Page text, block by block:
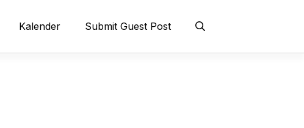
Kalender Submit Guest Post